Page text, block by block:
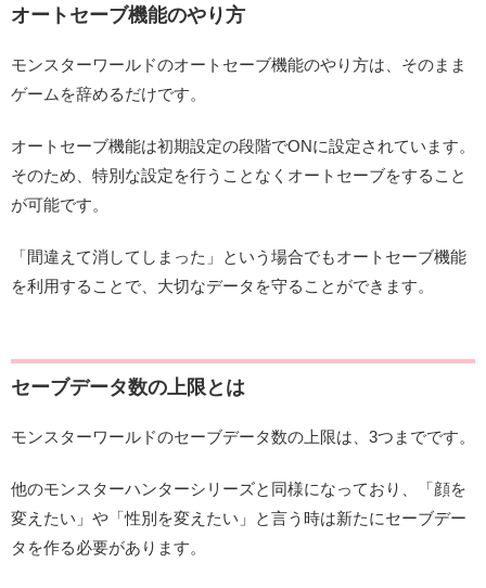
オートセーブ機能のやり方
モンスターワールドのオートセーブ機能のやり方は、そのまま
ゲームを辞めるだけです。
オートセーブ機能は初期設定の段階でONに設定されています。
そのため、特別な設定を行うことなくオートセーブをすること
が可能です。
「間違えて消してしまった」という場合でもオートセーブ機能
を利用することで、大切なデータを守ることができます。
セーブデータ数の上限とは
モンスターワールドのセーブデータ数の上限は、3つまでです。
他のモンスターハンターシリーズと同様になっており、「顔を
変えたい」や「性別を変えたい」と言う時は新たにセーブデー
タを作る必要があります。